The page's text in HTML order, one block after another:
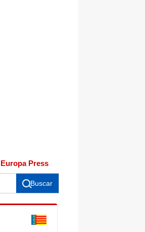
Press
Buscar